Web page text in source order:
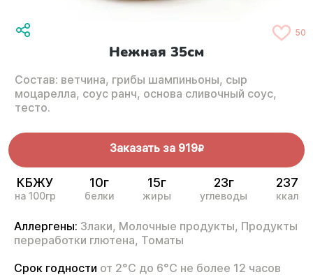
50
Нежная 35см
Состав: ветчина, грибы шампиньоны, сыр
моцарелла, соус ранч, основа сливочный соус,
тесто.
Заказать за 919R
КБЖУ
на 100гр
10г
белки
15г
жиры
23г
углеводы
237
ккал
Аллергены: Злаки, Молочные продукты, Продукты
переработки глютена, Томаты
Срок годности от 2°С до 6°С не более 12 часов